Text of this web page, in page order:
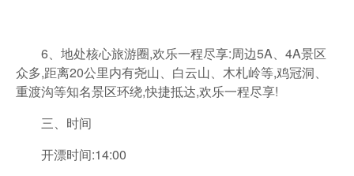
6、地处核心旅游圈,欢乐一程尽享:周边5A、4A景区
众多,距离20公里内有尧山、白云山、木札岭等,鸡冠洞、
重渡沟等知名景区环绕,快捷抵达,欢乐一程尽享!
三、时间
开漂时间:14:00